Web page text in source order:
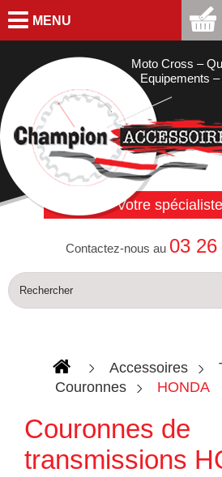
MENU
Moto Cross –
Equipements
Votre
Contactez-nous au 03
Accessoires
Couronnes
HONDA
Couronnes de
transmissions